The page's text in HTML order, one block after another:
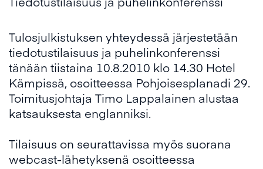
Tulosjulkistuksen yhteydessä järjestetään
tiedotustilaisuus ja puhelinkonferenssi
tänään tiistaina 10.8.2010 klo 14.30 Hotel
Kämpissä, osoitteessa Pohjoisesplanadi 29.
Toimitusjohtaja Timo Lappalainen alustaa
katsauksesta englanniksi.
Tilaisuus on seurattavissa myös suorana
webcast-lähetyksenä osoitteessa